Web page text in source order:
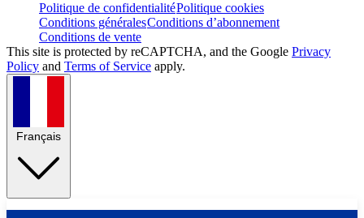
Politique de confidentialitéPolitique cookies
Conditions généralesConditions d’abonnement
Conditions de vente
This site is protected by reCAPTCHA, and the Google Privacy
Policy and Terms of Service apply.
Français